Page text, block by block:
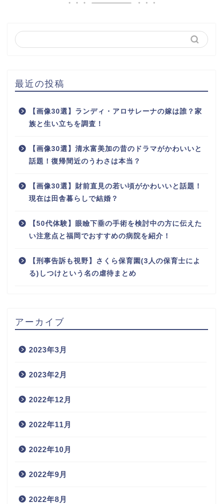
最近の投稿
【画像30選】ランディ・アロサレーナの嫁は誰？家
族と生い立ちを調査！
【画像30選】清水富美加の昔のドラマがかわいいと
話題！復帰間近のうわさは本当？
【画像30選】財前直見の若い頃がかわいいと話題！
現在は田舎暮らしで結婚？
【50代体験】眼瞼下垂の手術を検討中の方に伝えた
い注意点と福岡でおすすめの病院を紹介！
【刑事告訴も視野】さくら保育園(3人の保育士によ
る)しつけという名の虐待まとめ
アーカイブ
2023年3月
2023年2月
2022年12月
2022年11月
2022年10月
2022年9月
2022年8月